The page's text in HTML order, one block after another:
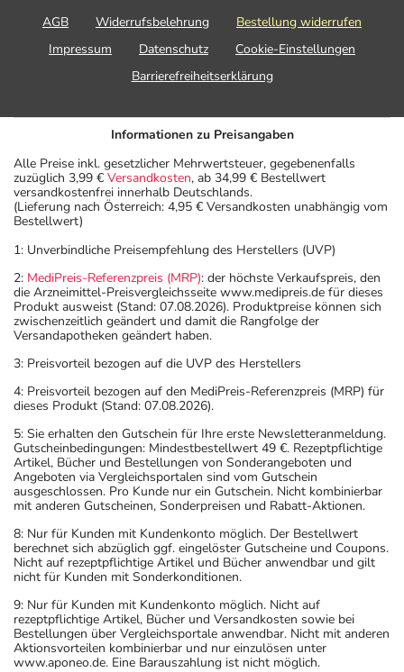
beraten.
- Vorsicht bei Allergie gegen Zitronensäure und ähnliche
Wechselwirkungen auftreten. Sie sollten deswegen
generell vor der Behandlung mit einem neuen
Arzneimittel jedes andere, das Sie bereits anwenden,
dem Arzt oder Apotheker angeben. Das gilt auch für
Arzneimittel, die Sie selbst kaufen, nur gelegentlich
anwenden oder deren Anwendung schon einige Zeit
zurückliegt.
Bitte verwenden Sie dieses Arzneimittel nicht mehr nach
dem auf der Packung oder der Umverpackung
angegebenen Verfallsdatum. Das Verfallsdatum bezieht
sich auf den letzten Tag des angegebenen Monats.
AGB Widerrufsbelehrung
Bestellung widerrufen
Impressum
Datenschutz
Cookie-Einstellungen
Barrierefreiheitserklärung
Informationen zu Preisangaben
Alle Preise inkl. gesetzlicher Mehrwertsteuer, gegebenenfalls
zuzüglich 3,99 € Versandkosten, ab 34,99 € Bestellwert
versandkostenfrei innerhalb Deutschlands.
(Lieferung nach Österreich: 4,95 € Versandkosten unabhängig vom
Bestellwert)
1: Unverbindliche Preisempfehlung des Herstellers (UVP)
2: MediPreis-Referenzpreis (MRP): der höchste Verkaufspreis, den
die Arzneimittel-Preisvergleichsseite www.medipreis.de für dieses
Produkt ausweist (Stand: 07.08.2026). Produktpreise können sich
zwischenzeitlich geändert und damit die Rangfolge der
Versandapotheken geändert haben.
3: Preisvorteil bezogen auf die UVP des Herstellers
4: Preisvorteil bezogen auf den MediPreis-Referenzpreis (MRP) für
dieses Produkt (Stand: 07.08.2026).
5: Sie erhalten den Gutschein für Ihre erste Newsletteranmeldung.
Gutscheinbedingungen: Mindestbestellwert 49 €. Rezeptpflichtige
Artikel, Bücher und Bestellungen von Sonderangeboten und
Angeboten via Vergleichsportalen sind vom Gutschein
ausgeschlossen. Pro Kunde nur ein Gutschein. Nicht kombinierbar
mit anderen Gutscheinen, Sonderpreisen und Rabatt-Aktionen.
8: Nur für Kunden mit Kundenkonto möglich. Der Bestellwert
berechnet sich abzüglich ggf. eingelöster Gutscheine und Coupons.
Nicht auf rezeptpflichtige Artikel und Bücher anwendbar und gilt
nicht für Kunden mit Sonderkonditionen.
9: Nur für Kunden mit Kundenkonto möglich. Nicht auf
rezeptpflichtige Artikel, Bücher und Versandkosten sowie bei
Bestellungen über Vergleichsportale anwendbar. Nicht mit anderen
Aktionsvorteilen kombinierbar und nur einzulösen unter
www.aponeo.de. Eine Barauszahlung ist nicht möglich.